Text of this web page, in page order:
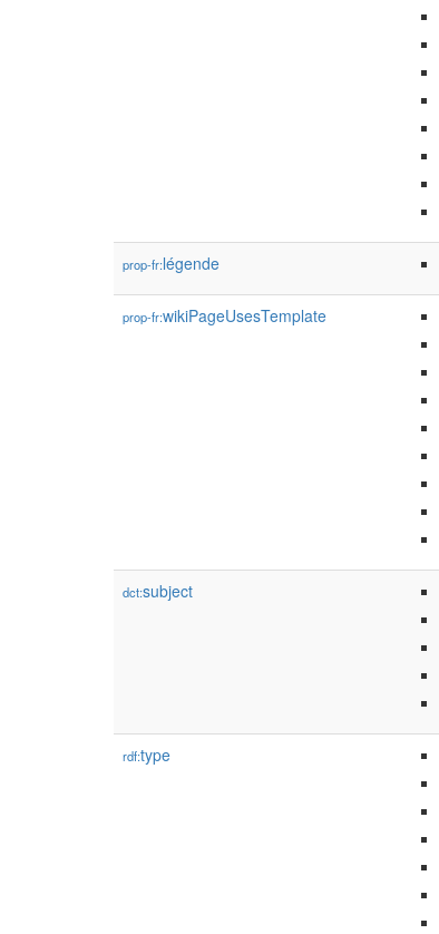
prop-fr:légende
prop-fr:wikiPageUsesTemplate
dct:subject
rdf:type